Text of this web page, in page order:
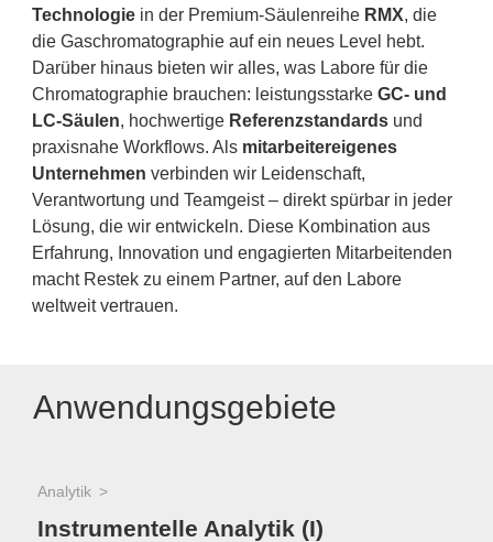
Technologie in der Premium-Säulenreihe RMX, die
die Gaschromatographie auf ein neues Level hebt.
Darüber hinaus bieten wir alles, was Labore für die
Chromatographie brauchen: leistungsstarke GC- und
LC-Säulen, hochwertige Referenzstandards und
praxisnahe Workflows. Als mitarbeitereigenes
Unternehmen verbinden wir Leidenschaft,
Verantwortung und Teamgeist – direkt spürbar in jeder
Lösung, die wir entwickeln. Diese Kombination aus
Erfahrung, Innovation und engagierten Mitarbeitenden
macht Restek zu einem Partner, auf den Labore
weltweit vertrauen.
Anwendungsgebiete
Analytik
Instrumentelle Analytik (I)